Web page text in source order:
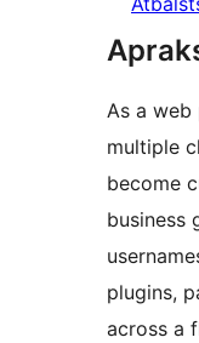
As a web
multiple
become
business
plugins,
across a